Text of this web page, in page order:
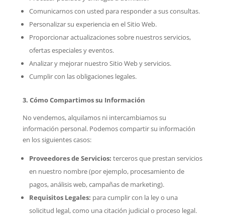
Comunicarnos con usted para responder a sus consultas.
Personalizar su experiencia en el Sitio Web.
Proporcionar actualizaciones sobre nuestros servicios,
ofertas especiales y eventos.
Analizar y mejorar nuestro Sitio Web y servicios.
Cumplir con las obligaciones legales.
3. Cómo Compartimos su Información
No vendemos, alquilamos ni intercambiamos su
información personal. Podemos compartir su información
en los siguientes casos:
Proveedores de Servicios: terceros que prestan servicios
en nuestro nombre (por ejemplo, procesamiento de
pagos, análisis web, campañas de marketing).
Requisitos Legales: para cumplir con la ley o una
solicitud legal, como una citación judicial o proceso legal.